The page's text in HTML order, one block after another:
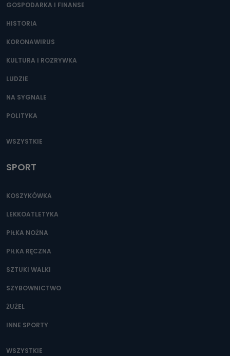
GOSPODARKA I FINANSE
HISTORIA
KORONAWIRUS
KULTURA I ROZRYWKA
LUDZIE
NA SYGNALE
POLITYKA
WSZYSTKIE
SPORT
KOSZYKÓWKA
LEKKOATLETYKA
PIŁKA NOŻNA
PIŁKA RĘCZNA
SZTUKI WALKI
SZYBOWNICTWO
ŻUŻEL
INNE SPORTY
WSZYSTKIE